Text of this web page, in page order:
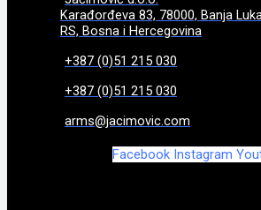
Karađorđeva 83, 78000, Banja
RS, Bosna i Hercegovina
+387 (0)51 215 030
+387 (0)51 215 030
arms@jacimovic.com
Facebook Instagram